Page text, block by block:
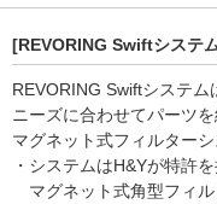
[REVORING Swiftシステ
REVORING Swiftシステ
ニーズに合わせてパーツ
マグネット式フィルターシ
・システムはH&Yが特許
マグネット式角型フィル